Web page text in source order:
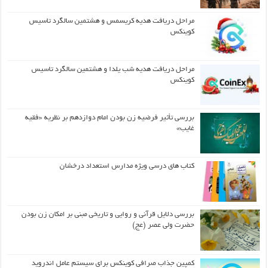
مراحل دریافت هدیه کریسمس و هشتمین سالگرد تاسیس
کوینکس
مراحل دریافت هدیه شب یلدا و هشتمین سالگرد تاسیس
کوینکس
بررسی تأثیر فرضیه زن بودن امام دوازدهم بر نظریه «فقیه
غایب»
کتاب های درسی ویژه مدارس استعداد درخشان
بررسی دلایل قرآنی و روایی و تاریخی مبنی بر امکان زن بودن
حضرت ولی عصر (عج)
کمپین جذاب صرافی کوینکس برای سیستم عامل اندروید